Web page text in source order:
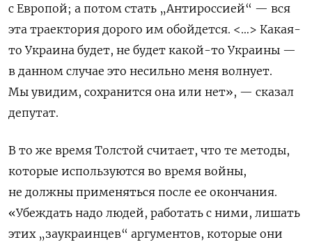
с Европой; а потом стать „Антироссией“ — вся
эта траектория дорого им обойдется. <…> Какая-
то Украина будет, не будет какой-то Украины —
в данном случае это несильно меня волнует.
Мы увидим, сохранится она или нет», — сказал
депутат.
В то же время Толстой считает, что те методы,
которые используются во время войны,
не должны применяться после ее окончания.
«Убеждать надо людей, работать с ними, лишать
этих „заукраинцев“ аргументов, которые они